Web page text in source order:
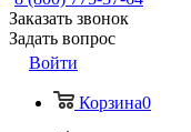
Заказать звонок
Задать вопрос
Войти
Корзина0